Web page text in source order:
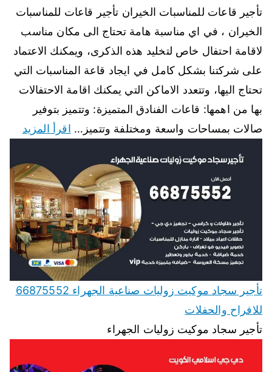
تأجير قاعات للمناسبات الخيران تأجير قاعات للمناسبات
الخيران ، في اي مناسبة هامة تحتاج الى مكان مناسب
لاقامة احتفال خاص لتخليد هذه الذكرى، ويمكنك الاعتماد
على شركتنا بشكل كامل في ايجاد قاعة المناسبات التي
تحتاج اليها، وتتعدد الاماكن التي يمكنك اقامة الاحتفالات
بها من اهمها: قاعات الفنادق المتميزة: وتتميز بتوفير
صالات بمساحات واسعة ومختلفة وتتميز… اقرأ المزيد
تأجير سجاد موكيت زوليات صناعية الجهراء 66875552
للافراح والحفلات
تأجير سجاد موكيت زوليات الجهراء